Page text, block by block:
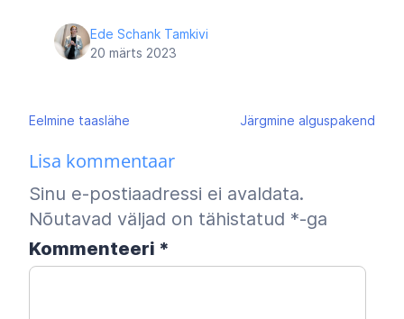
Ede Schank Tamkivi
20 märts 2023
Navigeerimine
Eelmine taaslähe Järgmine alguspakend
Lisa kommentaar
Sinu e-postiaadressi ei avaldata.
Nõutavad väljad on tähistatud *-ga
Kommenteeri *